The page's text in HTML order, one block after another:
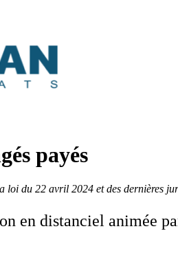
payés
loi du 22 avril 2024 et des dernières
en distanciel animée